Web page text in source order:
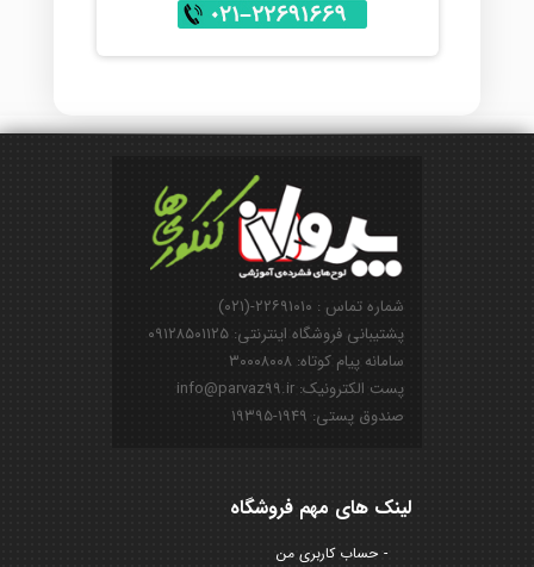
شماره تماس : ۲۲۶۹۱۰۱۰-(۰۲۱)
پشتیبانی فروشگاه اینترنتی: ۰۹۱۲۸۵۰۱۱۲۵
سامانه پیام کوتاه: ۳۰۰۰۸۰۰۸
پست الکترونیک: info@parvaz99.ir
صندوق پستی: ۱۹۴۹-۱۹۳۹۵
لینک های مهم فروشگاه
حساب کاربری من